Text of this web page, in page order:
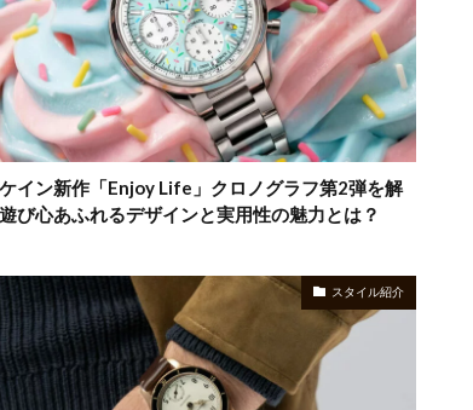
イン新作「Enjoy Life」クロノグラフ第2弾を解
び心あふれるデザインと実用性の魅力とは？
スタイル紹介